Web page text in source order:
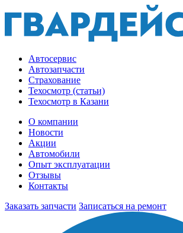
Автосервис
Автозапчасти
Страхование
Техосмотр (статьи)
Техосмотр в Казани
О компании
Новости
Акции
Автомобили
Опыт эксплуатации
Отзывы
Контакты
Заказать запчасти Записаться на ремонт